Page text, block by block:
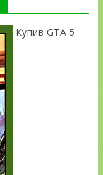
Купив GTA 5